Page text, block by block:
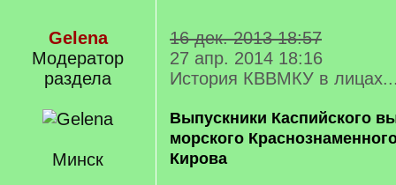
Gelena
Модератор
раздела
Минск
16 дек. 2013 18:57
27 апр. 2014 18:16
История КВВМКУ в
Выпускники Каспийского
морского
Кирова